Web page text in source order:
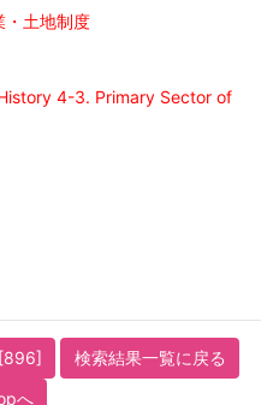
土地制度
4-3. Primary Sector of
検索結果一覧に戻る
へ